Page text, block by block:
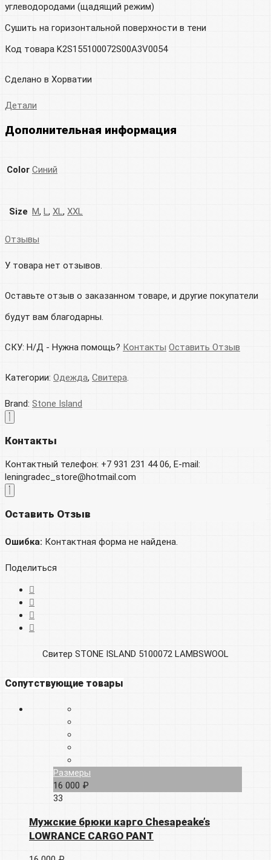
углеводородами (щадящий режим)
Сушить на горизонтальной поверхности в тени
Код товара K2S155100072S00A3V0054
Сделано в Хорватии
Детали
Дополнительная информация
Color Синий
Size M, L, XL, XXL
Отзывы
У товара нет отзывов.
Оставьте отзыв о заказанном товаре, и другие покупатели
будут вам благодарны.
СКУ: Н/Д - Нужна помощь? Контакты Оставить Отзыв
Категории: Одежда, Свитера.
Brand: Stone Island
Контакты
Контактный телефон: +7 931 231 44 06, E-mail:
leningradec_store@hotmail.com
Оставить Отзыв
Ошибка: Контактная форма не найдена.
Поделиться
Свитер STONE ISLAND 5100072 LAMBSWOOL
Сопутствующие товары
Размеры
16 000 ₽
33
Мужские брюки карго Chesapeake’s
LOWRANCE CARGO PANT